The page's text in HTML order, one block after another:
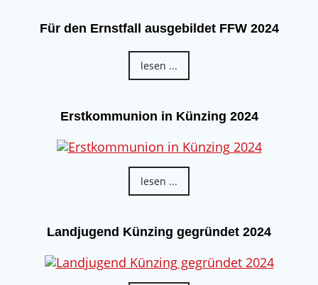
Für den Ernstfall ausgebildet FFW 2024
lesen ...
Erstkommunion in Künzing 2024
lesen ...
Landjugend Künzing gegründet 2024